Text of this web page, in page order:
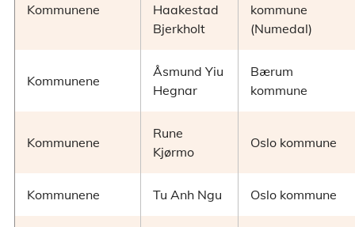
Kommunene
Haakestad
Bjerkholt
kommune
(Numedal)
Kommunene
Åsmund Yiu
Hegnar
Bærum
kommune
Kommunene
Rune
Kjørmo
Oslo kommune
Kommunene Tu Anh Ngu Oslo kommune